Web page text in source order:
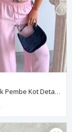
Kadın Yazlık Pembe Kot Detay İşlemeli Ceket Gömlek 11D-2338